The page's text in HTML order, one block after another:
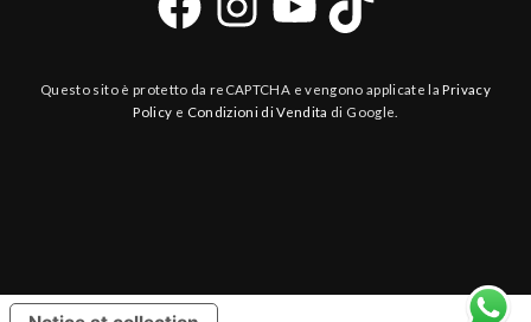
Questo sito è protetto da reCAPTCHA e vengono applicate laPrivacy
Policy e Condizioni di Vendita di Google.